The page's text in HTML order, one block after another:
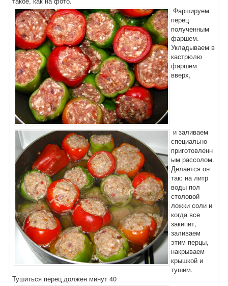
Фаршируем
перец
полученным
фаршем.
Укладываем в
кастрюлю
фаршем
вверх,
и заливаем
специально
приготовленн
ым рассолом.
Делается он
так: на литр
воды пол
столовой
ложки соли и
когда все
закипит,
заливаем
этим перцы,
накрываем
крышкой и
тушим.
Тушиться перец должен минут 40